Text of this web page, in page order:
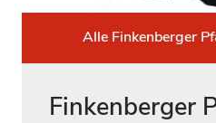
Alle Finkenberger
Finkenberger